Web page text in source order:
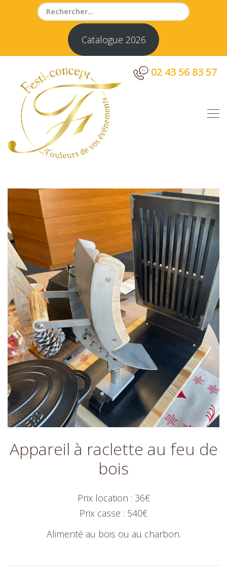
Search
Catalogue 2026
02 43 56 83 57
Appareil à raclette au feu de
bois
Prix location : 36€
Prix casse : 540€
Alimenté au bois ou au charbon.